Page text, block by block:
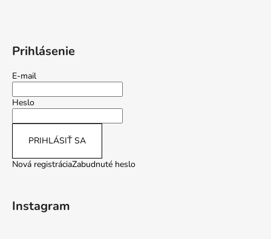
Prihlásenie
E-mail
Heslo
PRIHLÁSIŤ SA
Nová registráciaZabudnuté heslo
Instagram